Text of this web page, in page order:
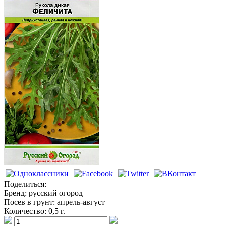
Поделиться:
Бренд: русский огород
Посев в грунт: апрель-август
Количество: 0,5 г.